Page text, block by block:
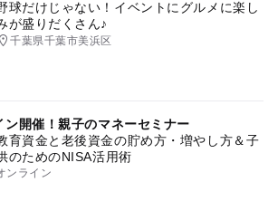
球だけじゃない！イベントにグルメに楽し
が盛りだくさん♪
千葉県千葉市美浜区
ン開催！親子のマネーセミナー
育資金と老後資金の貯め方・増やし方＆子
のためのNISA活用術
ンライン